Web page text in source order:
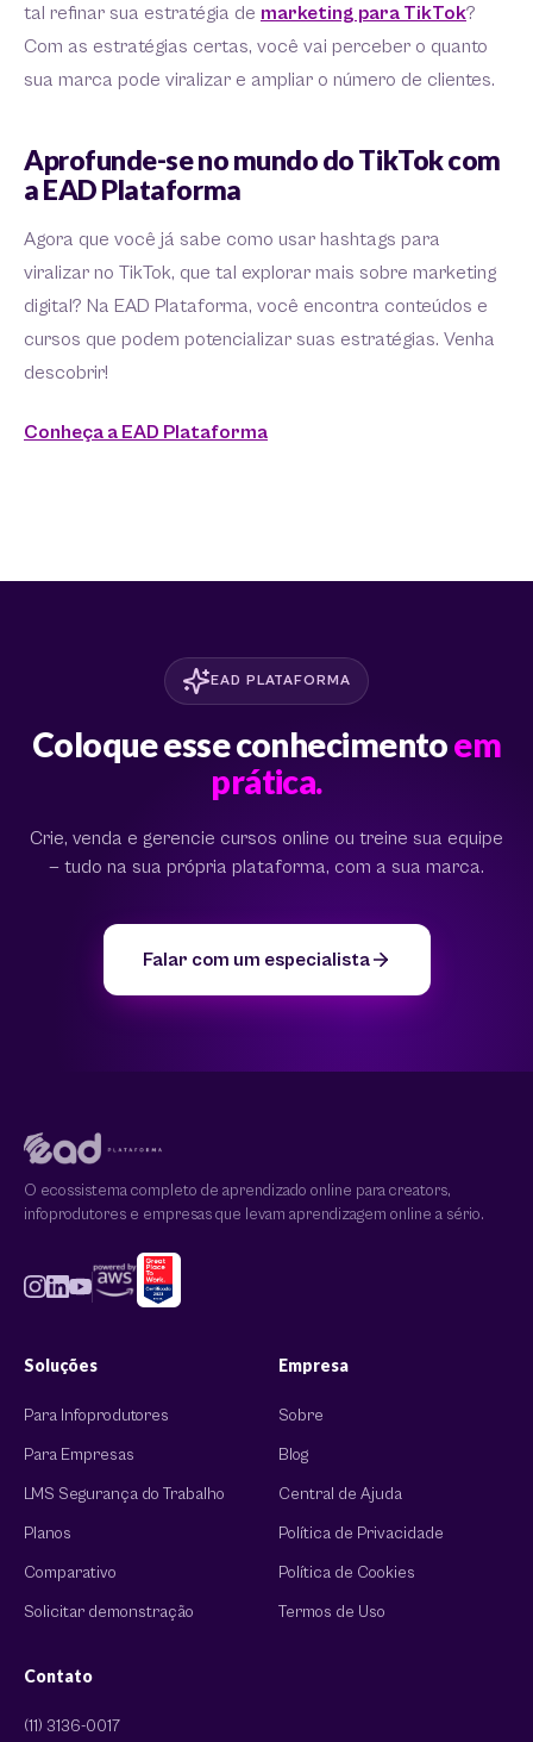
tal refinar sua estratégia de marketing para TikTok?
Com as estratégias certas, você vai perceber o quanto
sua marca pode viralizar e ampliar o número de clientes.
Aprofunde-se no mundo do TikTok com
a EAD Plataforma
Agora que você já sabe como usar hashtags para
viralizar no TikTok, que tal explorar mais sobre marketing
digital? Na EAD Plataforma, você encontra conteúdos e
cursos que podem potencializar suas estratégias. Venha
descobrir!
Conheça a EAD Plataforma
EAD PLATAFORMA
Coloque esse conhecimentoem
prática.
Crie, venda e gerencie cursos online ou treine sua equipe
— tudo na sua própria plataforma, com a sua marca.
Falar com um especialista
O ecossistema completo de aprendizado online para creators,
infoprodutores e empresas que levam aprendizagem online a sério.
Soluções
Para Infoprodutores
Para Empresas
LMS Segurança do Trabalho
Planos
Comparativo
Solicitar demonstração
Empresa
Sobre
Blog
Central de Ajuda
Política de Privacidade
Política de Cookies
Termos de Uso
Contato
(11) 3136-0017